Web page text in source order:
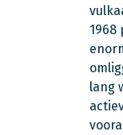
1968
lang